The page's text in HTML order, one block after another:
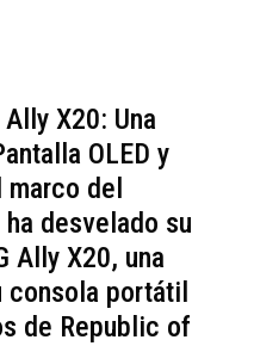
X20: Una
OLED y
del
desvelado su
Ally X20, una
portátil
de Republic of